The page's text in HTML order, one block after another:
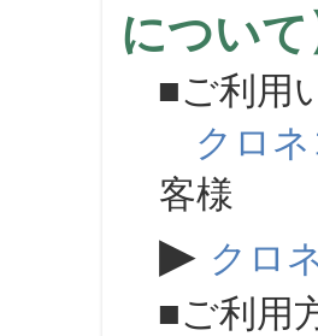
につい
■ご利用
クロ
客様
▶ クロ
■ご利用